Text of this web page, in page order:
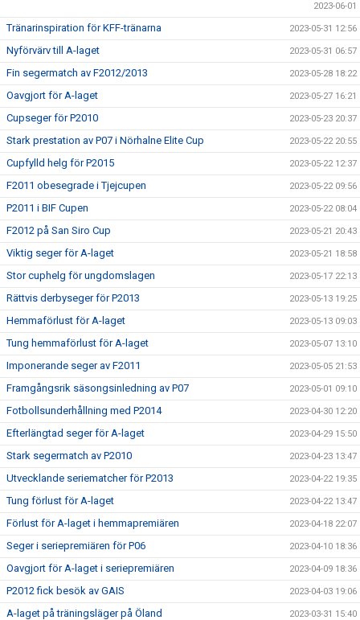
2023-06-01
Tränarinspiration för KFF-tränarna 2023-05-31 12:56
Nyförvärv till A-laget 2023-05-31 06:57
Fin segermatch av F2012/2013 2023-05-28 18:22
Oavgjort för A-laget 2023-05-27 16:21
Cupseger för P2010 2023-05-23 20:37
Stark prestation av P07 i Nörhalne Elite Cup 2023-05-22 20:55
Cupfylld helg för P2015 2023-05-22 12:37
F2011 obesegrade i Tjejcupen 2023-05-22 09:56
P2011 i BIF Cupen 2023-05-22 08:04
F2012 på San Siro Cup 2023-05-21 20:43
Viktig seger för A-laget 2023-05-21 18:58
Stor cuphelg för ungdomslagen 2023-05-17 22:13
Rättvis derbyseger för P2013 2023-05-13 19:25
Hemmaförlust för A-laget 2023-05-13 09:03
Tung hemmaförlust för A-laget 2023-05-07 13:10
Imponerande seger av F2011 2023-05-05 21:53
Framgångsrik säsongsinledning av P07 2023-05-01 09:10
Fotbollsunderhållning med P2014 2023-04-30 12:20
Efterlängtad seger för A-laget 2023-04-29 15:50
Stark segermatch av P2010 2023-04-23 13:47
Utvecklande seriematcher för P2013 2023-04-22 19:35
Tung förlust för A-laget 2023-04-22 13:47
Förlust för A-laget i hemmapremiären 2023-04-18 22:07
Seger i seriepremiären för P06 2023-04-10 18:36
Oavgjort för A-laget i seriepremiären 2023-04-09 18:36
P2012 fick besök av GAIS 2023-04-03 19:06
A-laget på träningsläger på Öland 2023-03-31 15:40